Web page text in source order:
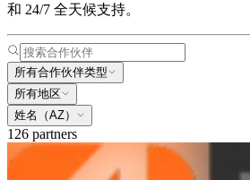
和 24/7 全天候支持。
所有合作伙伴类型
所有地区
姓名（AZ）
126 partners